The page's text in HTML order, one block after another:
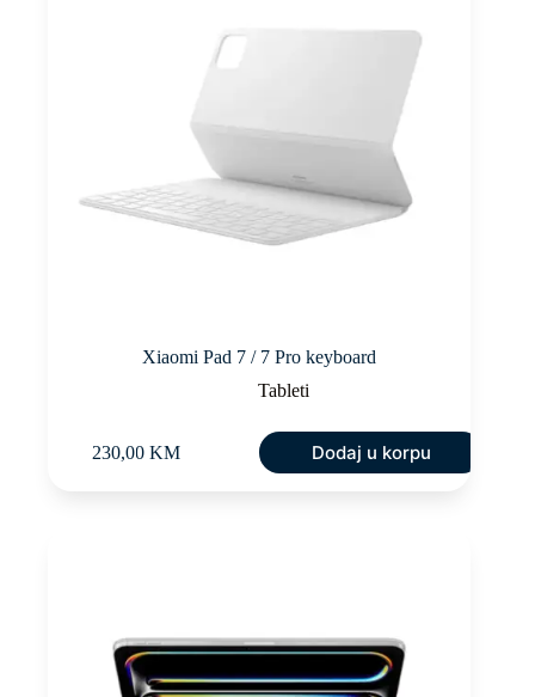
Xiaomi Pad 7 / 7 Pro keyboard
Tableti
230,00 KM Dodaj u korpu